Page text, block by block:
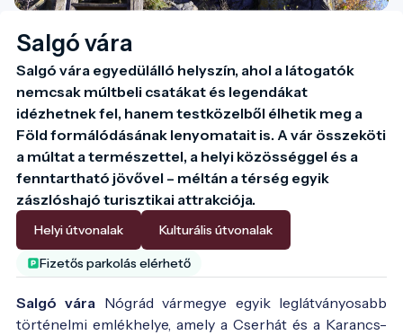
Salgó vára
Salgó vára egyedülálló helyszín, ahol a látogatók
nemcsak múltbeli csatákat és legendákat
idézhetnek fel, hanem testközelből élhetik meg a
Föld formálódásának lenyomatait is. A vár összeköti
a múltat a természettel, a helyi közösséggel és a
fenntartható jövővel – méltán a térség egyik
zászlóshajó turisztikai attrakciója.
Helyi útvonalak Kulturális útvonalak
Fizetős parkolás elérhető
Salgó vára Nógrád vármegye egyik leglátványosabb
történelmi emlékhelye, amely a Cserhát és a Karancs-